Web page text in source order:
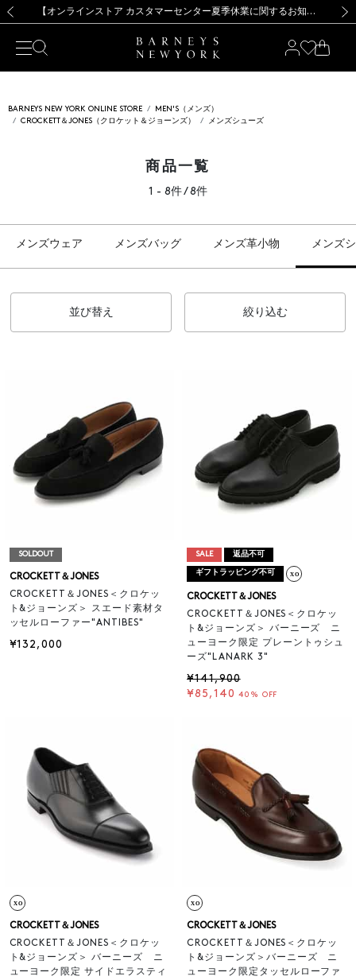
新規登録のお客様も対象！＜MY BARNEYS＞会員のお客様は11,000円（税込）以上のお買上げで常時送料無料！お買い物の際は会員登録を！
【夏季休業に伴う出荷一時停止のお知らせ】(2026.8.7) 【オンラインストア カスタマーセンター夏季休業に関するお知らせ】（2026.8.7）
【夏季休業に伴う返品・交換承り一時停止のお知らせ】（2026.8.5）
熊本県を中心とした地震の影響によるお荷物のお届けについて
【開催中】SUMMER SALEのご案内・ご注意事項 新規登録のお客様も対象！＜MY BARNEYS＞会員のお客様は11,000円（税込）以上のお買上げで常時送料無料！お買い物の際は会員登録を！
【夏季休業に伴う出荷一時停止のお知らせ】(2026.8.7)
BARNEYS NEW YORK ONLINE STORE
MEN'S（メンズ）
CROCKETT＆JONES（クロケット＆ジョーンズ）
メンズシューズ
商品一覧
1 - 8件 / 8件
メンズウェア メンズバッグ メンズ革小物 メンズ
並び替え 絞り込む
SOLDOUT
CROCKETT＆JONES
CROCKETT＆JONES＜クロケッ
ト&ジョーンズ＞ スエード素材タ
ッセルローファー"ANTIBES"
¥132,000
SALE 返品不可
ギフトラッピング不可
CROCKETT＆JONES
CROCKETT＆JONES＜クロケッ
ト&ジョーンズ＞ バーニーズ ニ
ューヨーク限定 プレーントゥシュ
ーズ"LANARK 3"
¥141,900
¥85,140 40% OFF
CROCKETT＆JONES
CROCKETT＆JONES＜クロケッ
ト&ジョーンズ＞ バーニーズ ニ
ューヨーク限定 サイドエラスティ
CROCKETT＆JONES
CROCKETT＆JONES＜クロケッ
ト&ジョーンズ＞バーニーズ ニ
ューヨーク限定タッセルローファ